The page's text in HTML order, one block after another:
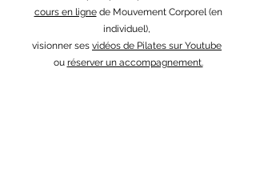
cours en lignede Mouvement Corporel (en
individuel),
visionner ses vidéos de Pilates sur Youtube
ou réserver un accompagnement.